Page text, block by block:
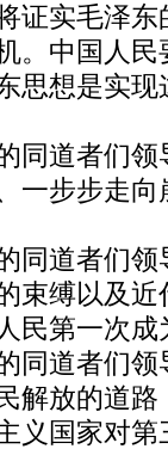
证实毛泽
。中国人
思想是实
同道者们
一步步走
同道者们
束缚以及
民第一次
同道者们
解放的道
义国家对